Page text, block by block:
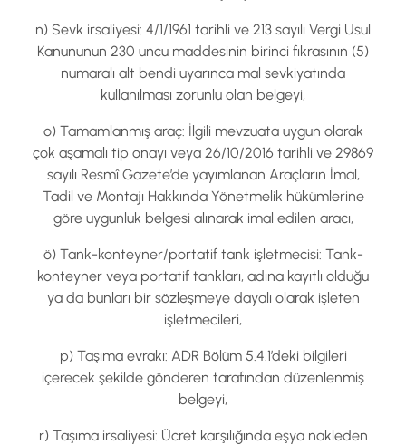
n) Sevk irsaliyesi: 4/1/1961 tarihli ve 213 sayılı Vergi Usul
Kanununun 230 uncu maddesinin birinci fıkrasının (5)
numaralı alt bendi uyarınca mal sevkiyatında
kullanılması zorunlu olan belgeyi,
o) Tamamlanmış araç: İlgili mevzuata uygun olarak
çok aşamalı tip onayı veya 26/10/2016 tarihli ve 29869
sayılı Resmî Gazete’de yayımlanan Araçların İmal,
Tadil ve Montajı Hakkında Yönetmelik hükümlerine
göre uygunluk belgesi alınarak imal edilen aracı,
ö) Tank-konteyner/portatif tank işletmecisi: Tank-
konteyner veya portatif tankları, adına kayıtlı olduğu
ya da bunları bir sözleşmeye dayalı olarak işleten
işletmecileri,
p) Taşıma evrakı: ADR Bölüm 5.4.1’deki bilgileri
içerecek şekilde gönderen tarafından düzenlenmiş
belgeyi,
r) Taşıma irsaliyesi: Ücret karşılığında eşya nakleden